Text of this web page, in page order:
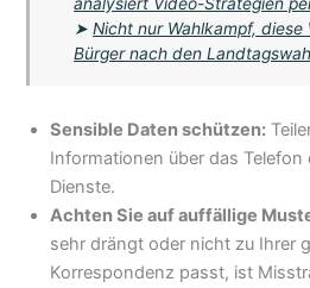
analysiert Video-Strategien
➤Nicht nur Wahlkampf,
Bürger nach den
Sensible Daten schützen:
Informationen über das
Dienste.
Achten Sie auf auffällige
sehr drängt oder nicht zu Ihrer
Korrespondenz passt, ist